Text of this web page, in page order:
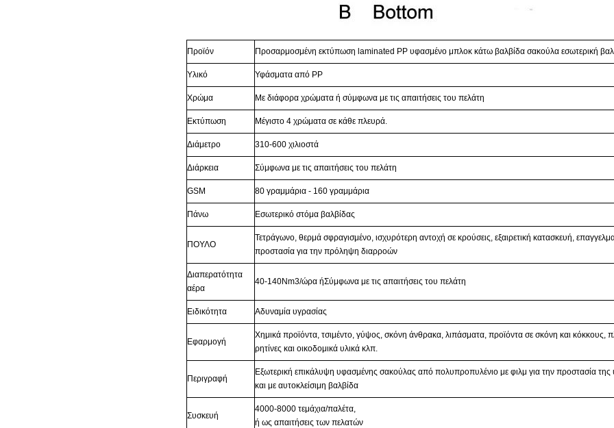
Προϊόν Προσαρμοσμένη εκτύπωση laminated PP υφασμένο μπλοκ κάτω βαλβίδα σακούλα εσωτερική
Υλικό Υφάσματα από PP
Χρώμα Με διάφορα χρώματα ή σύμφωνα με τις απαιτήσεις του πελάτη
Εκτύπωση Μέγιστο 4 χρώματα σε κάθε πλευρά.
Διάμετρο 310-600 χιλιοστά
Διάρκεια Σύμφωνα με τις απαιτήσεις του πελάτη
GSM 80 γραμμάρια - 160 γραμμάρια
Πάνω Εσωτερικό στόμα βαλβίδας
ΠΟΥΛΟ
Τετράγωνο, θερμά σφραγισμένο, ισχυρότερη αντοχή σε κρούσεις, εξαιρετική κατασκευή,
προστασία για την πρόληψη διαρροών
Διαπερατότητα
αέρα
40-140Nm3/ώρα ήΣύμφωνα με τις απαιτήσεις του πελάτη
Ειδικότητα Αδυναμία υγρασίας
Εφαρμογή
Χημικά προϊόντα, τσιμέντο, γύψος, σκόνη άνθρακα, λιπάσματα, προϊόντα σε σκόνη και κόκκους,
ρητίνες και οικοδομικά υλικά κλπ.
Περιγραφή
Εξωτερική επικάλυψη υφασμένης σακούλας από πολυπροπυλένιο με φιλμ για την προστασία της
και με αυτοκλείσιμη βαλβίδα
Συσκευή
4000-8000 τεμάχια/παλέτα,
ή ως απαιτήσεις των πελατών